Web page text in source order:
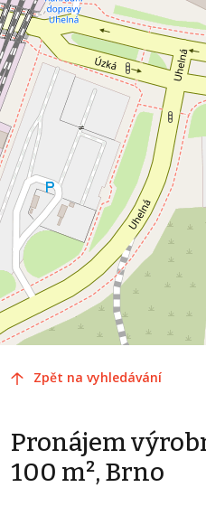
Zpět na vyhledávání
Pronájem
100 m², Brno